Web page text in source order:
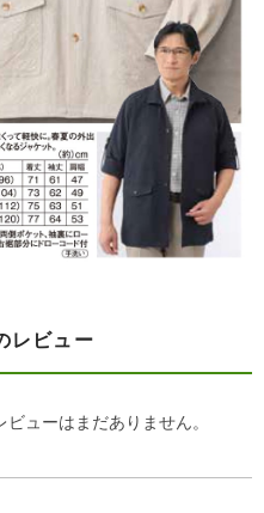
レビュー
ューはまだありません。